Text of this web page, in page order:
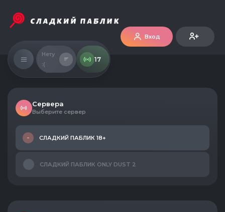
Вход
Нету
:(
17
Сервера
Выберите сервер
СЛАДКИЙ ПАБЛИК 18+
СЛАДКИЙ ПАБЛИК ONLY DUST 2